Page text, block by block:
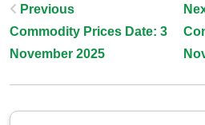
Post
Navigation
Previous
Commodity Prices Date: 3
November 2025